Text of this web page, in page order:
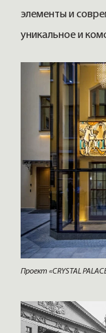
элементы и
уникальное и
Проект «CRYSTAL